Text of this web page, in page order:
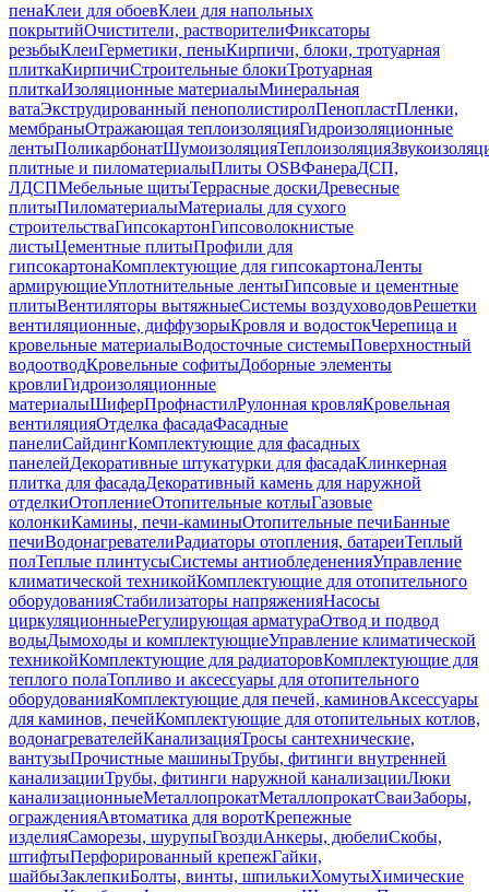
пенаКлеи для обоевКлеи для напольных
покрытийОчистители, растворителиФиксаторы
резьбыКлеиГерметики, пеныКирпичи, блоки, тротуарная
плиткаКирпичиСтроительные блокиТротуарная
плиткаИзоляционные материалыМинеральная
ватаЭкструдированный пенополистиролПенопластПленки,
мембраныОтражающая теплоизоляцияГидроизоляционные
лентыПоликарбонатШумоизоляцияТеплоизоляция
плитные и пиломатериалыПлиты OSBФанераДСП,
ЛДСПМебельные щитыТеррасные доскиДревесные
плитыПиломатериалыМатериалы для сухого
строительстваГипсокартонГипсоволокнистые
листыЦементные плитыПрофили для
гипсокартонаКомплектующие для гипсокартонаЛенты
армирующиеУплотнительные лентыГипсовые и цементные
плитыВентиляторы вытяжныеСистемы воздуховодовРешетки
вентиляционные, диффузорыКровля и водостокЧерепица и
кровельные материалыВодосточные системыПоверхностный
водоотводКровельные софитыДоборные элементы
кровлиГидроизоляционные
материалыШиферПрофнастилРулонная кровляКровельная
вентиляцияОтделка фасадаФасадные
панелиСайдингКомплектующие для фасадных
панелейДекоративные штукатурки для фасадаКлинкерная
плитка для фасадаДекоративный камень для наружной
отделкиОтоплениеОтопительные котлыГазовые
колонкиКамины, печи-каминыОтопительные печиБанные
печиВодонагревателиРадиаторы отопления, батареиТеплый
полТеплые плинтусыСистемы антиобледененияУправление
климатической техникойКомплектующие для отопительного
оборудованияСтабилизаторы напряженияНасосы
циркуляционныеРегулирующая арматураОтвод и подвод
водыДымоходы и комплектующиеУправление климатической
техникойКомплектующие для радиаторовКомплектующие для
теплого полаТопливо и аксессуары для отопительного
оборудованияКомплектующие для печей, каминовАксессуары
для каминов, печейКомплектующие для отопительных котлов,
водонагревателейКанализацияТросы сантехнические,
вантузыПрочистные машиныТрубы, фитинги внутренней
канализацииТрубы, фитинги наружной канализацииЛюки
канализационныеМеталлопрокатМеталлопрокатСваиЗаборы,
огражденияАвтоматика для воротКрепежные
изделияСаморезы, шурупыГвоздиАнкеры, дюбелиСкобы,
штифтыПерфорированный крепежГайки,
шайбыЗаклепкиБолты, винты, шпилькиХомутыХимические